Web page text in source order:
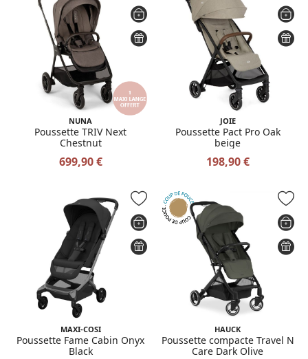
NUNA
Poussette TRIV Next
Chestnut
699,90 €
JOIE
Poussette Pact Pro Oak
beige
198,90 €
MAXI-COSI
Poussette Fame Cabin Onyx
Black
HAUCK
Poussette compacte Travel N
Care Dark Olive